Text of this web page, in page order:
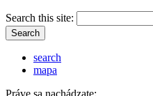
Search this site:
search
mapa
Práve sa nachádzate: